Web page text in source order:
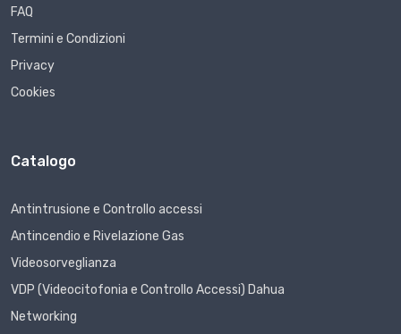
FAQ
Termini e Condizioni
Privacy
Cookies
Catalogo
Antintrusione e Controllo accessi
Antincendio e Rivelazione Gas
Videosorveglianza
VDP (Videocitofonia e Controllo Accessi) Dahua
Networking